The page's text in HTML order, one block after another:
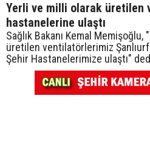
Yerli ve milli olarak üretilen
hastanelerine ulaştı
Sağlık Bakanı Kemal
üretilen ventilatörlerimiz
Şehir Hastanelerimize ulaştı"